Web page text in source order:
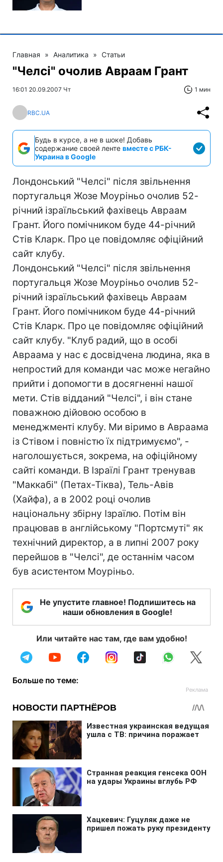
Главная » Аналитика » Статьи
"Челсі" очолив Авраам Грант
16:01 20.09.2007 Чт 1 мин
RBC.UA
Будь в курсе, а не в шоке! Добавь
содержание своей ленте вместе с РБК-
Украина в Google
Лондонський "Челсі" після звільнення
португальця Жозе Моуріньо очолив 52-
річний ізраїльський фахівець Авраам
Грант. Його помічником буде 44-річний
Стів Кларк. Про це повідомляє офіційний
сайт клубу.
Лондонський "Челсі" після звільнення
португальця Жозе Моуріньо очолив 52-
річний ізраїльський фахівець Авраам
Грант. Його помічником буде 44-річний
Стів Кларк. Про це повідомляє офіційний
сайт клубу. "Клуб радий, що в особі
Авраама у нас є досвідчена людина, яка в
непростий для команди час може негайно
прийти і допомогти в досягненні нашої
мети. Стів відданий "Челсі", і він стане
поважною дійовою особою в
менеджменті клубу. Ми віримо в Авраама
із Стівом і повністю їх підтримуємо", -
наголошується, зокрема, на офіційному
сайті команди. В Ізраїлі Грант тренував
"Маккабі" (Петах-Тіква), Тель-Авів
(Хайфа), а в 2002 році очолив
національну збірну Ізраїлю. Потім він
працював в англійському "Портсмуті" як
технічний директор, а в липні 2007 року
перейшов в "Челсі", де останнім часом
був асистентом Моуріньо.
Не упустите главное! Подпишитесь на
наши обновления в Google!
Или читайте нас там, где вам удобно!
Больше по теме: